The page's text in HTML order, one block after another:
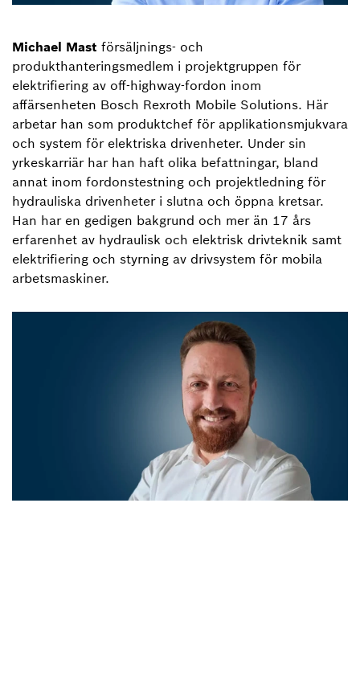
Michael Mast försäljnings- och
produkthanteringsmedlem i projektgruppen för
elektrifiering av off-highway-fordon inom
affärsenheten Bosch Rexroth Mobile Solutions. Här
arbetar han som produktchef för applikationsmjukvara
och system för elektriska drivenheter. Under sin
yrkeskarriär har han haft olika befattningar, bland
annat inom fordonstestning och projektledning för
hydrauliska drivenheter i slutna och öppna kretsar.
Han har en gedigen bakgrund och mer än 17 års
erfarenhet av hydraulisk och elektrisk drivteknik samt
elektrifiering och styrning av drivsystem för mobila
arbetsmaskiner.